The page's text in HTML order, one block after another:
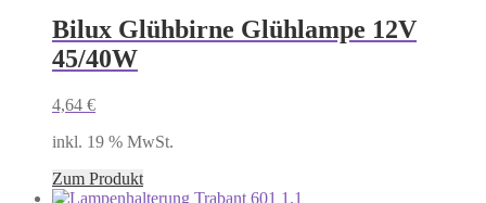
Bilux Glühbirne Glühlampe 12V
45/40W
4,64 €
inkl. 19 % MwSt.
Zum Produkt